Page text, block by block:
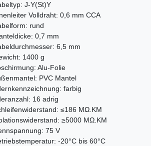
J-Y(St)Y
Volldraht: 0,6 mm CCA
rund
0,7 mm
6,5 mm
1400 g
Alu-Folie
PVC Mantel
farbig
16 adrig
≤186 MΩ.KM
≥5000 MΩ.KM
75 V
-20°C bis 60°C